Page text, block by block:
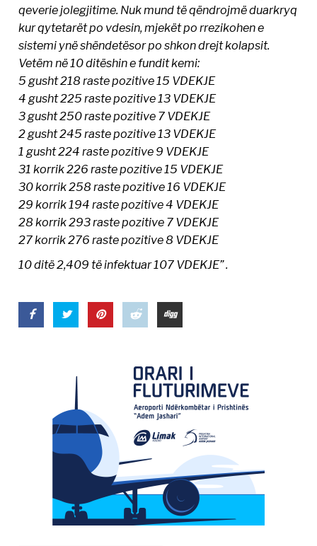
qeverie jolegjitime. Nuk mund të qëndrojmë duarkryq
kur qytetarët po vdesin, mjekët po rrezikohen e
sistemi ynë shëndetësor po shkon drejt kolapsit.
Vetëm në 10 ditëshin e fundit kemi:
5 gusht 218 raste pozitive 15 VDEKJE
4 gusht 225 raste pozitive 13 VDEKJE
3 gusht 250 raste pozitive 7 VDEKJE
2 gusht 245 raste pozitive 13 VDEKJE
1 gusht 224 raste pozitive 9 VDEKJE
31 korrik 226 raste pozitive 15 VDEKJE
30 korrik 258 raste pozitive 16 VDEKJE
29 korrik 194 raste pozitive 4 VDEKJE
28 korrik 293 raste pozitive 7 VDEKJE
27 korrik 276 raste pozitive 8 VDEKJE
10 ditë 2,409 të infektuar 107 VDEKJE” .